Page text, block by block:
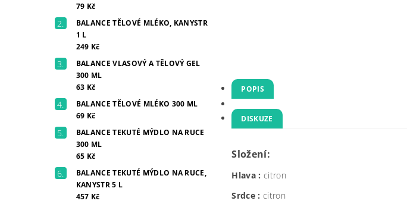
79 Kč
BALANCE TĚLOVÉ MLÉKO, KANYSTR
1 L
249 Kč
BALANCE VLASOVÝ A TĚLOVÝ GEL
300 ML
63 Kč
BALANCE TĚLOVÉ MLÉKO 300 ML
69 Kč
BALANCE TEKUTÉ MÝDLO NA RUCE
300 ML
65 Kč
BALANCE TEKUTÉ MÝDLO NA RUCE,
KANYSTR 5 L
457 Kč
POPIS
DISKUZE
Složení:
Hlava : citron
Srdce : citron